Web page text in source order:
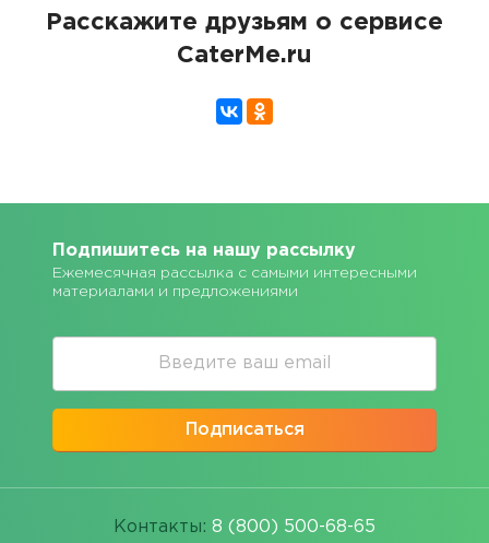
Расскажите друзьям о сервисе
CaterMe.ru
Подпишитесь на нашу рассылку
Ежемесячная рассылка с самыми интересными
материалами и предложениями
Подписаться
Контакты: 8 (800) 500-68-65